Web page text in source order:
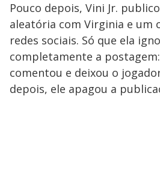
Pouco depois, Vini Jr.
aleatória com Virginia e um
redes sociais. Só que ela
completamente a
comentou e deixou o
depois, ele apagou a